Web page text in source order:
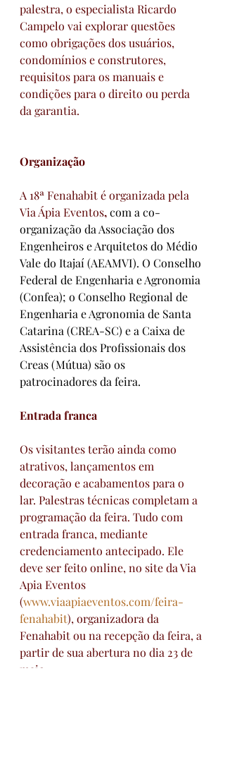
palestra, o especialista Ricardo
Campelo vai explorar questões
como obrigações dos usuários,
condomínios e construtores,
requisitos para os manuais e
condições para o direito ou perda
da garantia.
Organização
A 18ª Fenahabit é organizada pela
Via Ápia Eventos, com a co-
organização da Associação dos
Engenheiros e Arquitetos do Médio
Vale do Itajaí (AEAMVI). O Conselho
Federal de Engenharia e Agronomia
(Confea); o Conselho Regional de
Engenharia e Agronomia de Santa
Catarina (CREA-SC) e a Caixa de
Assistência dos Profissionais dos
Creas (Mútua) são os
patrocinadores da feira.
Entrada franca
Os visitantes terão ainda como
atrativos, lançamentos em
decoração e acabamentos para o
lar. Palestras técnicas completam a
programação da feira. Tudo com
entrada franca, mediante
credenciamento antecipado. Ele
deve ser feito online, no site da Via
Apia Eventos
(www.viaapiaeventos.com/feira-
fenahabit), organizadora da
Fenahabit ou na recepção da feira, a
partir de sua abertura no dia 23 de
maio.